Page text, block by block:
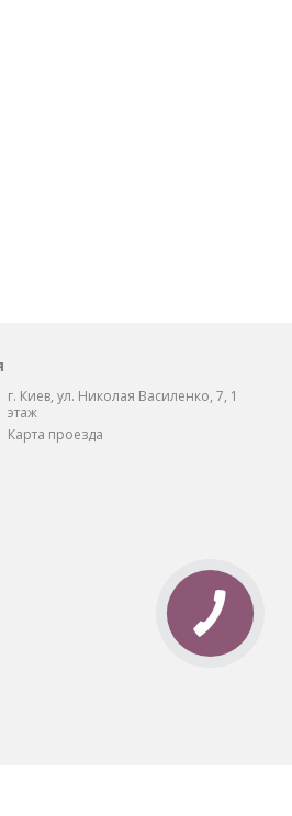
г. Киев, ул. Николая Василенко, 7, 1
этаж
Карта проезда